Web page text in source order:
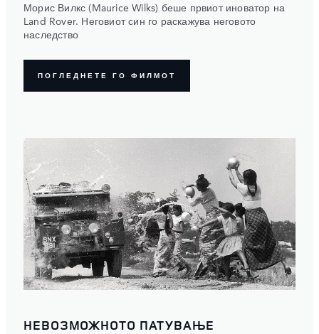
Морис Вилкс (Maurice Wilks) беше првиот иноватор на
Land Rover. Неговиот син го раскажува неговото
наследство
ПОГЛЕДНЕТЕ ГО ФИЛМОТ
НЕВОЗМОЖНОТО ПАТУВАЊЕ